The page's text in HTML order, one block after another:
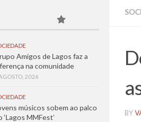
BY
Amigos de Lagos faz a
na comunidade
2026
músicos sobem ao palco
‘Lagos MMFest’